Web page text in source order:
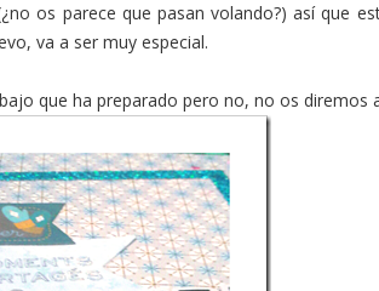
os parece que pasan volando?) así que
va a ser muy especial.
que ha preparado pero no, no os diremos